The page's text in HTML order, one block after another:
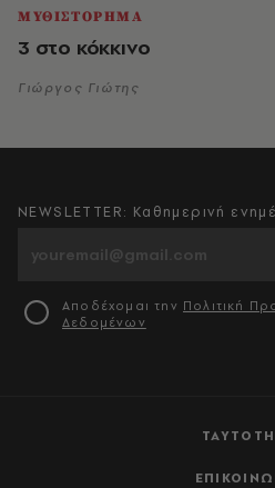
ΜΥΘΙΣΤΟΡΗΜΑ
3 στο κόκκινο
Γιώργος Γιώτης
NEWSLETTER: Καθημερινή
Αποδέχομαι την Πολιτική
Δεδομένων